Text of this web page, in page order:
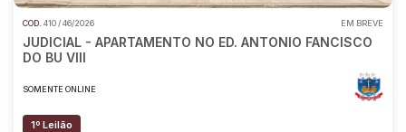
COD. 410 / 46/2026 EM BREVE
JUDICIAL - APARTAMENTO NO ED. ANTONIO FANCISCO
DO BU VIII
SOMENTE ONLINE
1º Leilão